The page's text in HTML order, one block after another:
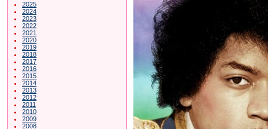
2025
2024
2023
2022
2021
2020
2019
2018
2017
2016
2015
2014
2013
2012
2011
2010
2009
2008